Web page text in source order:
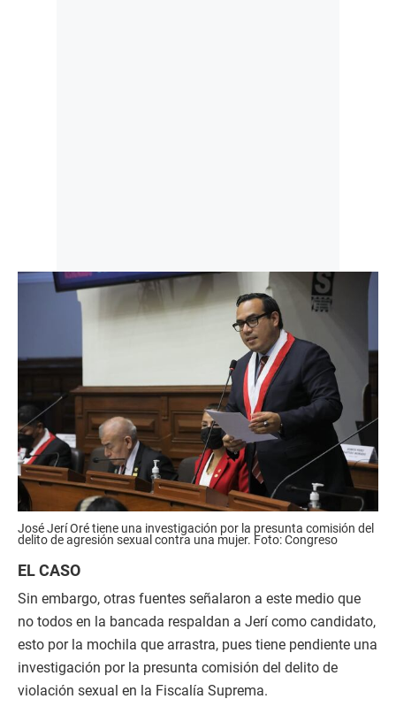
José Jerí Oré tiene una investigación por la presunta comisión del
delito de agresión sexual contra una mujer. Foto: Congreso
EL CASO
Sin embargo, otras fuentes señalaron a este medio que
no todos en la bancada respaldan a Jerí como candidato,
esto por la mochila que arrastra, pues tiene pendiente una
investigación por la presunta comisión del delito de
violación sexual en la Fiscalía Suprema.